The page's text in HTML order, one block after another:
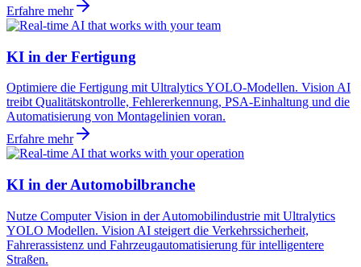
Erfahre mehr
KI in der Fertigung
Optimiere die Fertigung mit Ultralytics YOLO-Modellen. Vision AI
treibt Qualitätskontrolle, Fehlererkennung, PSA-Einhaltung und die
Automatisierung von Montagelinien voran.
Erfahre mehr
KI in der Automobilbranche
Nutze Computer Vision in der Automobilindustrie mit Ultralytics
YOLO Modellen. Vision AI steigert die Verkehrssicherheit,
Fahrerassistenz und Fahrzeugautomatisierung für intelligentere
Straßen.